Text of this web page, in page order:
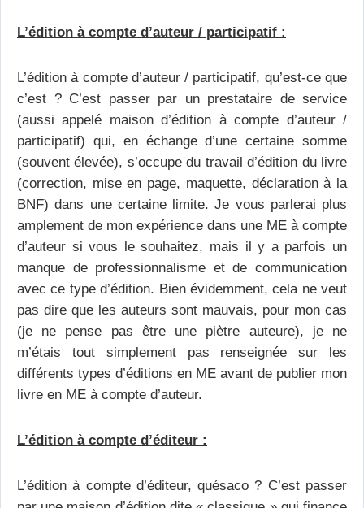
L’édition à compte d’auteur / participatif :
L’édition à compte d’auteur / participatif, qu’est-ce que
c’est ? C’est passer par un prestataire de service
(aussi appelé maison d’édition à compte d’auteur /
participatif) qui, en échange d’une certaine somme
(souvent élevée), s’occupe du travail d’édition du livre
(correction, mise en page, maquette, déclaration à la
BNF) dans une certaine limite. Je vous parlerai plus
amplement de mon expérience dans une ME à compte
d’auteur si vous le souhaitez, mais il y a parfois un
manque de professionnalisme et de communication
avec ce type d’édition. Bien évidemment, cela ne veut
pas dire que les auteurs sont mauvais, pour mon cas
(je ne pense pas être une piètre auteure), je ne
m’étais tout simplement pas renseignée sur les
différents types d’éditions en ME avant de publier mon
livre en ME à compte d’auteur.
L’édition à compte d’éditeur :
L’édition à compte d’éditeur, quésaco ? C’est passer